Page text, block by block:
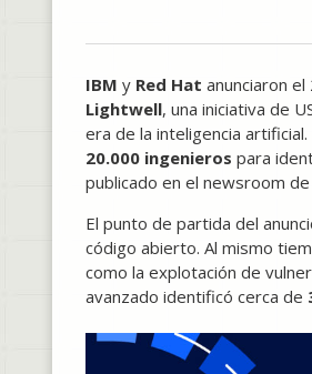
IBM y Red Hat anunciaron
Lightwell, una iniciativa de
era de la inteligencia
20.000 ingenieros para
publicado en el newsroom de
El punto de partida del
código abierto. Al mismo
como la explotación de
avanzado identificó cerca de